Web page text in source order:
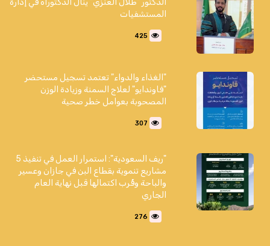
الدكتور "طلال العنزي" ينال الدكتوراه في إدارة
المستشفيات
425
"الغذاء والدواء" تعتمد تسجيل مستحضر
"فاوندايو" لعلاج السمنة وزيادة الوزن
المصحوبة بعوامل خطر صحية
307
"ريف السعودية": استمرار العمل في تنفيذ 5
مشاريع تنموية بقطاع البن في جازان وعسير
والباحة وقُرب اكتمالها قبل نهاية العام
الجاري
276